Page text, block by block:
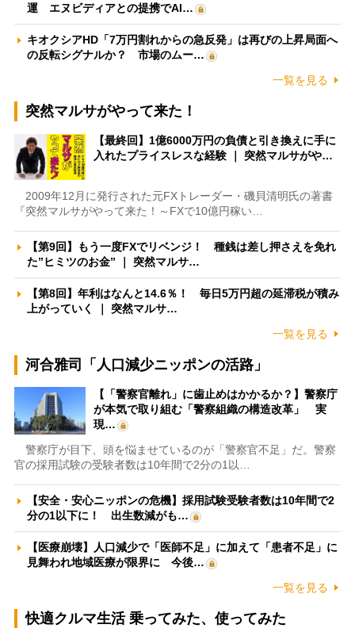
運 エヌビディアとの提携でAI…
キオクシアHD「7万円割れからの急反発」は再びの上昇局面へ
の反転シグナルか？ 市場のムー…
一覧を見る
突然マルサがやって来た！
【最終回】1億6000万円の負債と引き換えに手に
入れたプライスレスな経験 ｜ 突然マルサがや…
2009年12月に発行された元FXトレーダー・磯貝清明氏の著書
『突然マルサがやって来た！～FXで10億円稼い…
【第9回】もう一度FXでリベンジ！ 種銭は差し押さえを免れ
た”ヒミツのお金” ｜ 突然マルサ…
【第8回】年利はなんと14.6％！ 毎日5万円超の延滞税が積み
上がっていく ｜ 突然マルサ…
一覧を見る
河合雅司「人口減少ニッポンの活路」
【「警察官離れ」に歯止めはかかるか？】警察庁
が本気で取り組む「警察組織の構造改革」 実
現…
警察庁が目下、頭を悩ませているのが「警察官不足」だ。警察
官の採用試験の受験者数は10年間で2分の1以…
【安全・安心ニッポンの危機】採用試験受験者数は10年間で2
分の1以下に！ 出生数減がも…
【医療崩壊】人口減少で「医師不足」に加えて「患者不足」に
見舞われ地域医療が限界に 今後…
一覧を見る
快適クルマ生活 乗ってみた、使ってみた